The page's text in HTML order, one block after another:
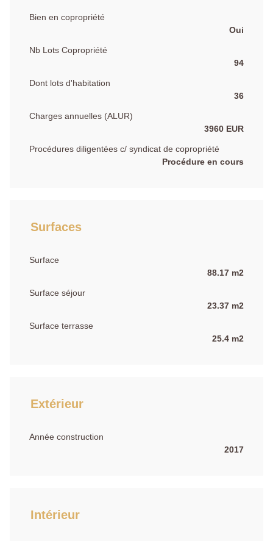
Bien en copropriété
Oui
Nb Lots Copropriété
94
Dont lots d'habitation
36
Charges annuelles (ALUR)
3960 EUR
Procédures diligentées c/ syndicat de copropriété
Procédure en cours
Surfaces
Surface
88.17 m2
Surface séjour
23.37 m2
Surface terrasse
25.4 m2
Extérieur
Année construction
2017
Intérieur